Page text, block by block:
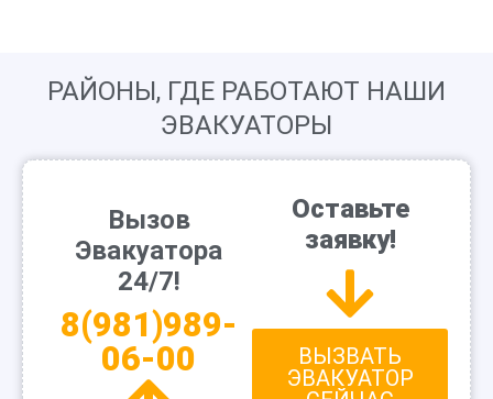
РАЙОНЫ, ГДЕ РАБОТАЮТ НАШИ
ЭВАКУАТОРЫ
Вызов
Эвакуатора
24/7!
8(981)989-
06-00
Оставьте
заявку!
ВЫЗВАТЬ
ЭВАКУАТОР